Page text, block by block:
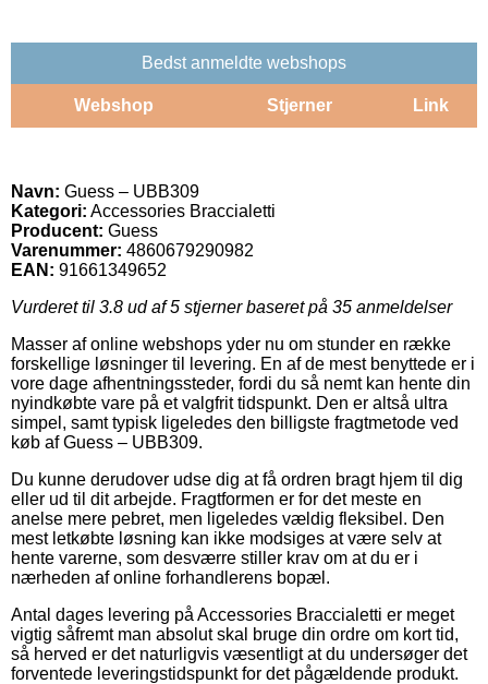
Bedst anmeldte webshops
Webshop Stjerner Link
Navn: Guess – UBB309
Kategori: Accessories Braccialetti
Producent: Guess
Varenummer: 4860679290982
EAN: 91661349652
Vurderet til 3.8 ud af 5 stjerner baseret på 35 anmeldelser
Masser af online webshops yder nu om stunder en række
forskellige løsninger til levering. En af de mest benyttede er i
vore dage afhentningssteder, fordi du så nemt kan hente din
nyindkøbte vare på et valgfrit tidspunkt. Den er altså ultra
simpel, samt typisk ligeledes den billigste fragtmetode ved
køb af Guess – UBB309.
Du kunne derudover udse dig at få ordren bragt hjem til dig
eller ud til dit arbejde. Fragtformen er for det meste en
anelse mere pebret, men ligeledes vældig fleksibel. Den
mest letkøbte løsning kan ikke modsiges at være selv at
hente varerne, som desværre stiller krav om at du er i
nærheden af online forhandlerens bopæl.
Antal dages levering på Accessories Braccialetti er meget
vigtig såfremt man absolut skal bruge din ordre om kort tid,
så herved er det naturligvis væsentligt at du undersøger det
forventede leveringstidspunkt for det pågældende produkt.